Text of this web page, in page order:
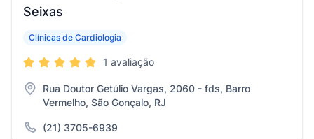
Seixas
Clínicas de Cardiologia
1 avaliação
Rua Doutor Getúlio Vargas, 2060 - fds, Barro
Vermelho, São Gonçalo, RJ
(21) 3705-6939